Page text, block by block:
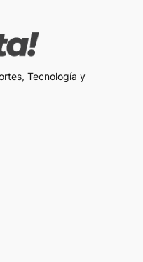
Tecnología y